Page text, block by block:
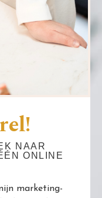
NAAR
ONLINE
marketing-